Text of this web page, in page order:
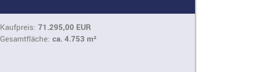
Kaufpreis: 71.295,00 EUR
Gesamtfläche: ca. 4.753 m²